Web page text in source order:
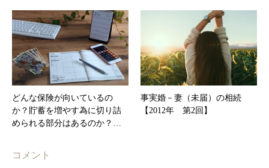
どんな保険が向いているの
か？貯蓄を増やす為に切り詰
められる部分はあるのか？…
事実婚－妻（未届）の相続
【2012年 第2回】
コメント